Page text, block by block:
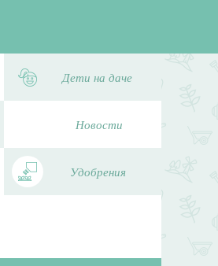
Дети на даче
Новости
Удобрения